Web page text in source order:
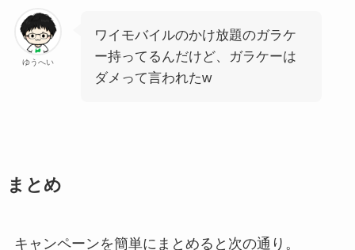
ゆうへい
ワイモバイルのかけ放題のガラケ
ー持ってるんだけど、ガラケーは
ダメって言われたw
まとめ
キャンペーンを簡単にまとめると次の通り。